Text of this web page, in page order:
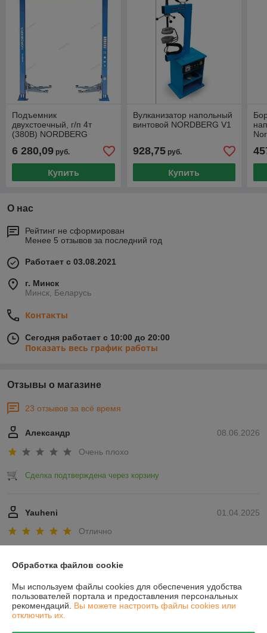
Подъемник
двухстоечный, г/п 4т
(380В) NORDBERG
6 280,09 руб.
Купить
Вулканизатор напольный
винтовой NORDBERG V1
928,75руб.
Купить
О нас
Рейтинг не сформирован
Менее 5 отзывов за последний год
Работает с 03.08.2021
г. Минск
Минск, Беларусь
Контакты
Сегодня работает с 10:00 до 20:00
Показать весь график работы
Отзывы о магазине
23 отзывов за всё время
08.06.2026
Александр
Очень плохо
Сделка подтверждена через корзину
01.04.2025
Yauheni
Отлично
О нас
Обработка файлов cookie
Мы используем файлы cookies для обеспечения удобства
пользователей портала и предоставления персональных
рекомендаций. Вы можете настроить файлы cookies или
отключить их.